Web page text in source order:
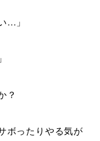
…」
？
ボったりやる気が